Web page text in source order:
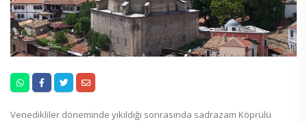
Venedikliler döneminde yıkıldığı sonrasında sadrazam Köprülü